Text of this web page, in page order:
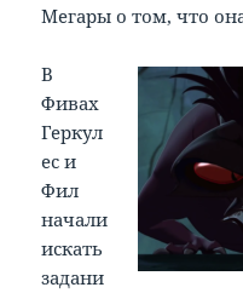
Мегары о том, что
В
Фивах
Геркул
ес и
Фил
начали
искать
задани